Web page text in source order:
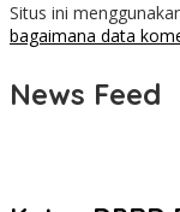
Situs ini
bagaimana data
News Feed